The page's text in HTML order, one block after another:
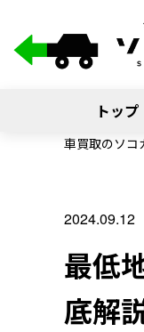
トップ
車買取のソコ
2024.09.12
最低
底解